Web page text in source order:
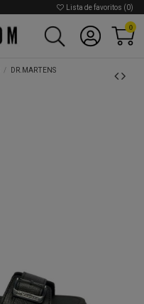
Lista de favoritos (0)
0
DR.MARTENS